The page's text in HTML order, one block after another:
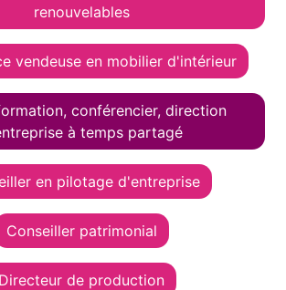
renouvelables
vendeuse en mobilier d'intérieur
conférencier, direction
à temps partagé
en pilotage d'entreprise
Conseiller patrimonial
Directeur de production